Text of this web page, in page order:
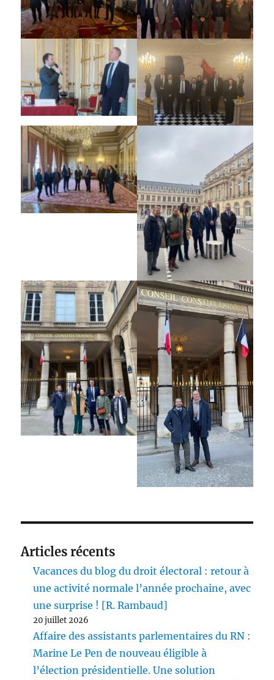
Articles récents
Vacances du blog du droit électoral : retour à
une activité normale l’année prochaine, avec
une surprise ! [R. Rambaud]
20 juillet 2026
Affaire des assistants parlementaires du RN :
Marine Le Pen de nouveau éligible à
l’élection présidentielle. Une solution